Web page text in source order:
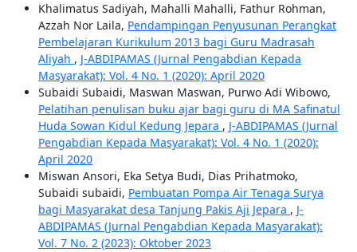
Khalimatus Sadiyah, Mahalli Mahalli, Fathur Rohman,
Azzah Nor Laila, Pendampingan Penyusunan Perangkat
Pembelajaran Kurikulum 2013 bagi Guru Madrasah
Aliyah , J-ABDIPAMAS (Jurnal Pengabdian Kepada
Masyarakat): Vol. 4 No. 1 (2020): April 2020
Subaidi Subaidi, Maswan Maswan, Purwo Adi Wibowo,
Pelatihan penulisan buku ajar bagi guru di MA Safinatul
Huda Sowan Kidul Kedung Jepara , J-ABDIPAMAS (Jurnal
Pengabdian Kepada Masyarakat): Vol. 4 No. 1 (2020):
April 2020
Miswan Ansori, Eka Setya Budi, Dias Prihatmoko,
Subaidi subaidi, Pembuatan Pompa Air Tenaga Surya
bagi Masyarakat desa Tanjung Pakis Aji Jepara , J-
ABDIPAMAS (Jurnal Pengabdian Kepada Masyarakat):
Vol. 7 No. 2 (2023): Oktober 2023